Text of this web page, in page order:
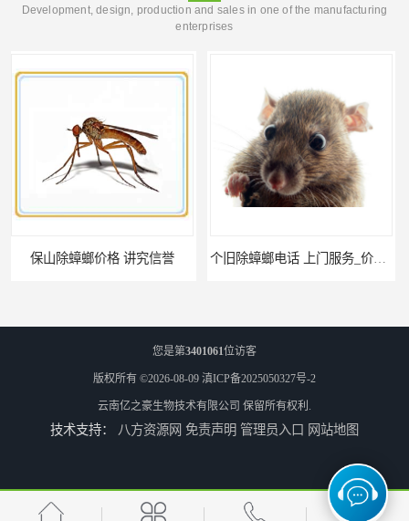
Development, design, production and sales in one of the manufacturing
enterprises
红河公司灭鼠 经验丰富
瑞丽商店灭鼠 联系电话 大理酒吧灭鼠 亿之豪生物
您是第3401061位访客
版权所有 ©2026-08-09 滇ICP备2025050327号-2
云南亿之豪生物技术有限公司 保留所有权利.
技术支持： 八方资源网 免责声明 管理员入口 网站地图